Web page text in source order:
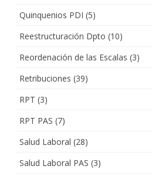
Quinquenios PDI (5)
Reestructuración Dpto (10)
Reordenación de las Escalas (3)
Retribuciones (39)
RPT (3)
RPT PAS (7)
Salud Laboral (28)
Salud Laboral PAS (3)